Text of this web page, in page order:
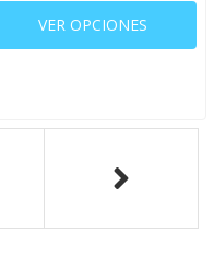
VER OPCIONES